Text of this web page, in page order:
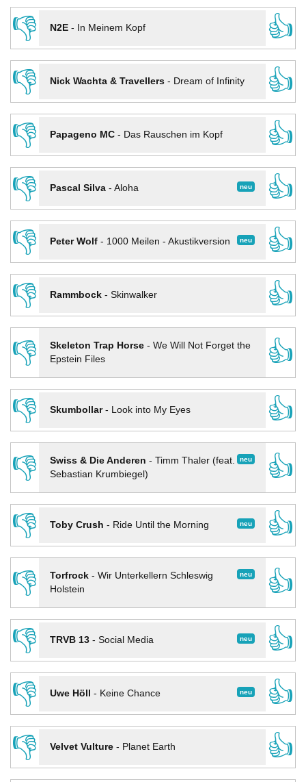
👎
N2E- In Meinem Kopf
👍
👎
Nick Wachta & Travellers- Dream of Infinity
👍
👎
Papageno MC- Das Rauschen im Kopf
👍
👎
neu
Pascal Silva- Aloha
👍
👎
neu
Peter Wolf- 1000 Meilen - Akustikversion
👍
👎
Rammbock- Skinwalker
👍
👎
Skeleton Trap Horse- We Will Not Forget the
Epstein Files
👍
👎
Skumbollar- Look into My Eyes
👍
👎
neu
Swiss & Die Anderen - Timm Thaler (feat.
Sebastian Krumbiegel)
👍
👎
neu
Toby Crush - Ride Until the Morning
👍
👎
neu
Torfrock- Wir Unterkellern Schleswig
Holstein
👍
👎
neu
TRVB 13- Social Media
👍
👎
neu
Uwe Höll - Keine Chance
👍
👎
Velvet Vulture- Planet Earth
👍